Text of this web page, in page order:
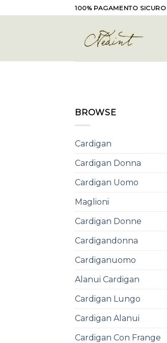
to
100% PAGAMENTO SICURO
BROWSE
Cardigan
Cardigan Donna
Cardigan Uomo
Maglioni
Cardigan Donne
Cardigandonna
Cardiganuomo
Alanui Cardigan
Cardigan Lungo
Cardigan Alanui
Cardigan Con Frange